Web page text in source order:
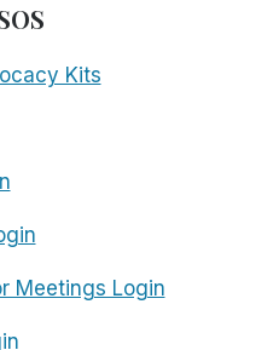
Kits
Meetings Login